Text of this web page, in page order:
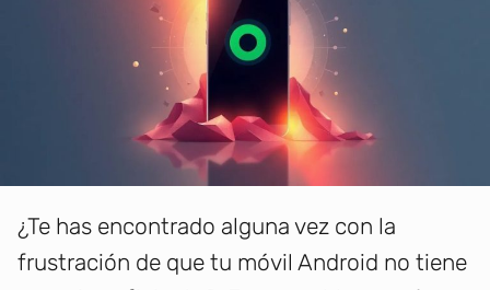
¿Te has encontrado alguna vez con la
frustración de que tu móvil Android no tiene